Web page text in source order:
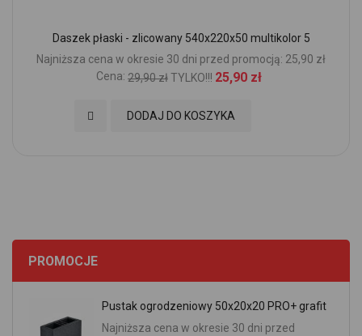
Daszek płaski - zlicowany 540x220x50 multikolor 5
Najniższa cena w okresie 30 dni przed promocją: 25,90 zł
Cena: 29,90 złTYLKO!!! 25,90 zł
DODAJ DO KOSZYKA
Dodaj do Ulubionych
PROMOCJE
Pustak ogrodzeniowy 50x20x20 PRO+ grafit
Najniższa cena w okresie 30 dni przed